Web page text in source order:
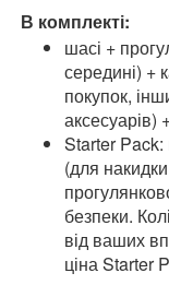
В комплекті:
шасі +
середині) +
покупок,
аксесуарів)
Starter Pack:
(для
безпеки.
від ваших
ціна Starter